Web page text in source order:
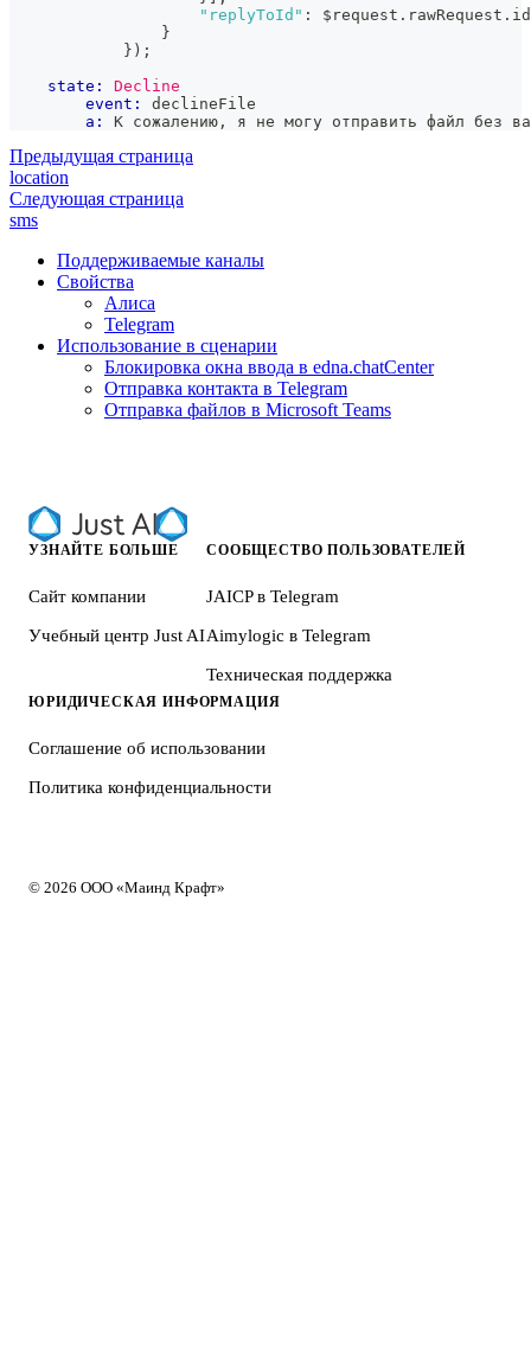
"replyToId" : $request . rawRequest . id
}
} ) ;
state:
Decline
event:
declineFile
a:
К сожалению, я не могу отправить файл без
Предыдущая страница
location
Следующая страница
sms
Поддерживаемые каналы
Свойства
Алиса
Telegram
Использование в сценарии
Блокировка окна ввода в edna.chatCenter
Отправка контакта в Telegram
Отправка файлов в Microsoft Teams
УЗНАЙТЕ БОЛЬШЕ
Сайт компании
Учебный центр Just AI
СООБЩЕСТВО ПОЛЬЗОВАТЕЛЕЙ
JAICP в Telegram
Aimylogic в Telegram
Техническая поддержка
ЮРИДИЧЕСКАЯ ИНФОРМАЦИЯ
Соглашение об использовании
Политика конфиденциальности
© 2026 ООО «Маинд Крафт»